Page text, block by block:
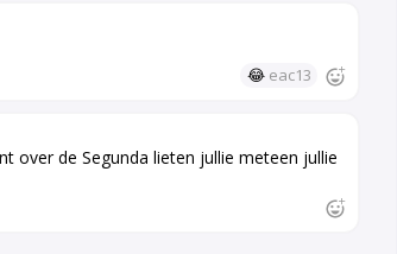
😂 eac13
over de Segunda lieten jullie meteen jullie